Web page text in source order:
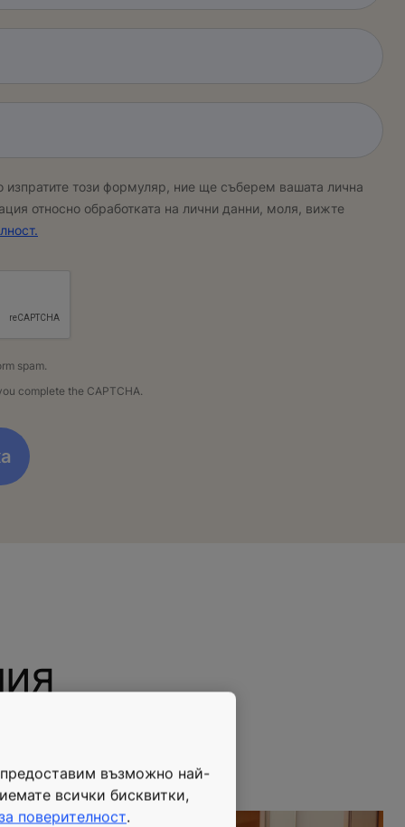
изпратите този формуляр, ние ще съберем вашата лична
относно обработката на лични данни, моля, вижте
spam.
complete the CAPTCHA.
възможно най-
всички бисквитки,
поверителност.